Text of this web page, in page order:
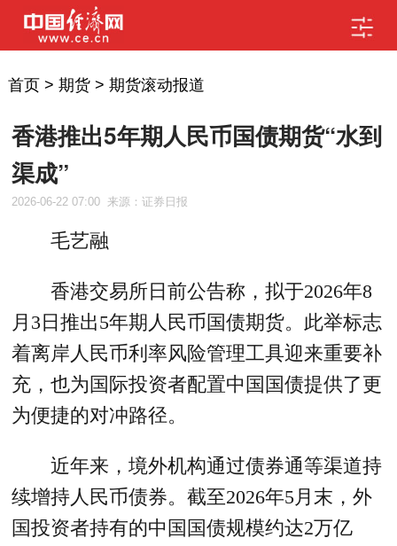
首页> 期货> 期货滚动报道
香港推出5年期人民币国债期货“水到
渠成”
2026-06-22 07:00 来源：证券日报
毛艺融
香港交易所日前公告称，拟于2026年8
月3日推出5年期人民币国债期货。此举标志
着离岸人民币利率风险管理工具迎来重要补
充，也为国际投资者配置中国国债提供了更
为便捷的对冲路径。
近年来，境外机构通过债券通等渠道持
续增持人民币债券。截至2026年5月末，外
国投资者持有的中国国债规模约达2万亿